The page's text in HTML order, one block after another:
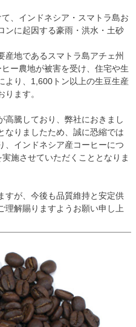
、インドネシア・スマトラ島お
ンに起因する豪雨・洪水・土砂
産地であるスマトラ島アチェ州
ー農地が被害を受け、住宅や生
より、1,600トン以上の生豆生産
ます。
高騰しており、弊社におきまし
なりましたため、誠に恐縮では
、インドネシア産コーヒーにつ
施させていただくこととなりま
すが、今後も品質維持と安定供
理解賜りますようお願い申し上